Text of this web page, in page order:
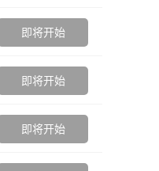
即将开始
即将开始
即将开始